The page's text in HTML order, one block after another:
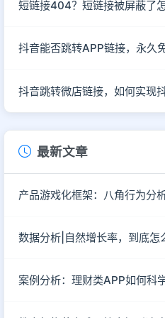
短链接404？短链接被屏蔽了怎
抖音能否跳转APP链接，永久
抖音跳转微店链接，如何实现
最新文章
产品游戏化框架：八角行为分
数据分析|自然增长率，到底怎
案例分析：理财类APP如何科